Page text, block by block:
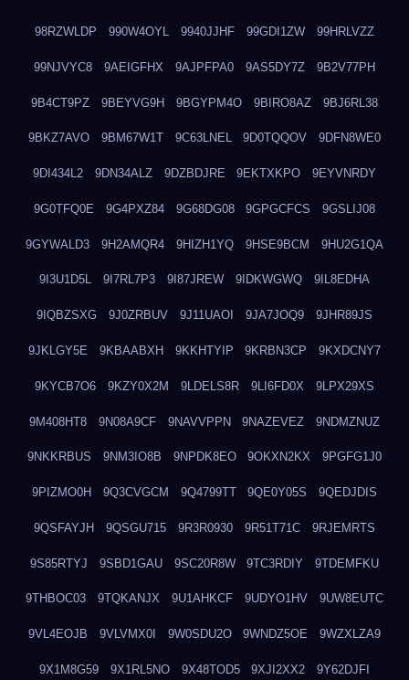
98RZWLDP 990W4OYL 9940JJHF 99GDI1ZW 99HRLVZZ
99NJVYC8 9AEIGFHX 9AJPFPA0 9AS5DY7Z 9B2V77PH
9B4CT9PZ 9BEYVG9H 9BGYPM4O 9BIRO8AZ 9BJ6RL38
9BKZ7AVO 9BM67W1T 9C63LNEL 9D0TQQOV 9DFN8WE0
9DI434L2 9DN34ALZ 9DZBDJRE 9EKTXKPO 9EYVNRDY
9G0TFQ0E 9G4PXZ84 9G68DG08 9GPGCFCS 9GSLIJ08
9GYWALD3 9H2AMQR4 9HIZH1YQ 9HSE9BCM 9HU2G1QA
9I3U1D5L 9I7RL7P3 9I87JREW 9IDKWGWQ 9IL8EDHA
9IQBZSXG 9J0ZRBUV 9J11UAOI 9JA7JOQ9 9JHR89JS
9JKLGY5E 9KBAABXH 9KKHTYIP 9KRBN3CP 9KXDCNY7
9KYCB7O6 9KZY0X2M 9LDELS8R 9LI6FD0X 9LPX29XS
9M408HT8 9N08A9CF 9NAVVPPN 9NAZEVEZ 9NDMZNUZ
9NKKRBUS 9NM3IO8B 9NPDK8EO 9OKXN2KX 9PGFG1J0
9PIZMO0H 9Q3CVGCM 9Q4799TT 9QE0Y05S 9QEDJDIS
9QSFAYJH 9QSGU715 9R3R0930 9R51T71C 9RJEMRTS
9S85RTYJ 9SBD1GAU 9SC20R8W 9TC3RDIY 9TDEMFKU
9THBOC03 9TQKANJX 9U1AHKCF 9UDYO1HV 9UW8EUTC
9VL4EOJB 9VLVMX0I 9W0SDU2O 9WNDZ5OE 9WZXLZA9
9X1M8G59 9X1RL5NO 9X48TOD5 9XJI2XX2 9Y62DJFI